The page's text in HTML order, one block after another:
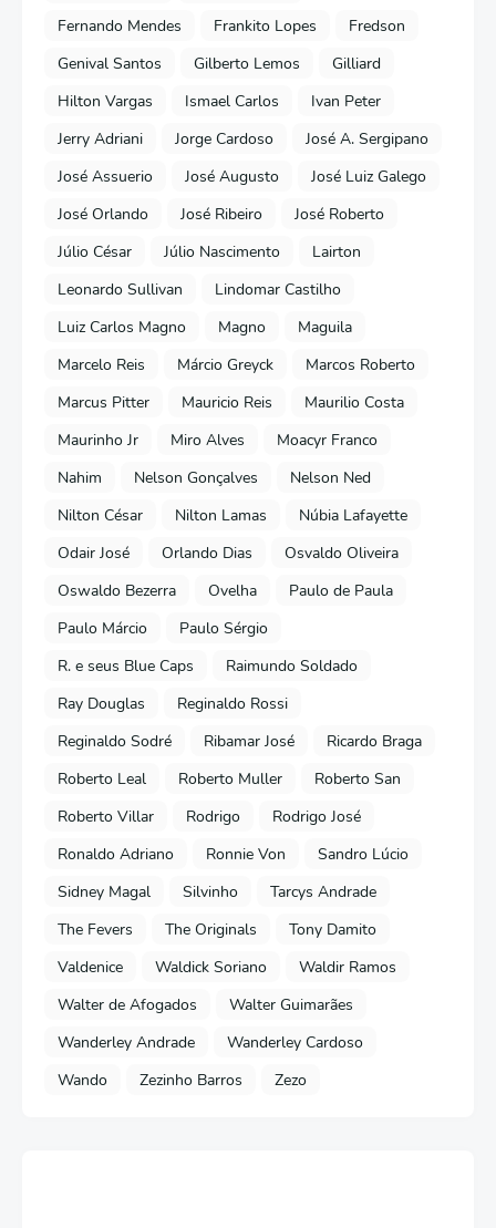
Fernando Mendes
Frankito Lopes
Fredson
Genival Santos
Gilberto Lemos
Gilliard
Hilton Vargas
Ismael Carlos
Ivan Peter
Jerry Adriani
Jorge Cardoso
José A. Sergipano
José Assuerio
José Augusto
José Luiz Galego
José Orlando
José Ribeiro
José Roberto
Júlio César
Júlio Nascimento
Lairton
Leonardo Sullivan
Lindomar Castilho
Luiz Carlos Magno
Magno
Maguila
Marcelo Reis
Márcio Greyck
Marcos Roberto
Marcus Pitter
Mauricio Reis
Maurilio Costa
Maurinho Jr
Miro Alves
Moacyr Franco
Nahim
Nelson Gonçalves
Nelson Ned
Nilton César
Nilton Lamas
Núbia Lafayette
Odair José
Orlando Dias
Osvaldo Oliveira
Oswaldo Bezerra
Ovelha
Paulo de Paula
Paulo Márcio
Paulo Sérgio
R. e seus Blue Caps
Raimundo Soldado
Ray Douglas
Reginaldo Rossi
Reginaldo Sodré
Ribamar José
Ricardo Braga
Roberto Leal
Roberto Muller
Roberto San
Roberto Villar
Rodrigo
Rodrigo José
Ronaldo Adriano
Ronnie Von
Sandro Lúcio
Sidney Magal
Silvinho
Tarcys Andrade
The Fevers
The Originals
Tony Damito
Valdenice
Waldick Soriano
Waldir Ramos
Walter de Afogados
Walter Guimarães
Wanderley Andrade
Wanderley Cardoso
Wando
Zezinho Barros Zezo